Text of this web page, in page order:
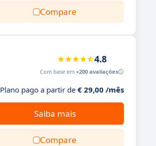
Compare
4.8
Com base em +200 avaliações
Plano pago a partir de € 29,00 /mês
Saiba mais
Compare